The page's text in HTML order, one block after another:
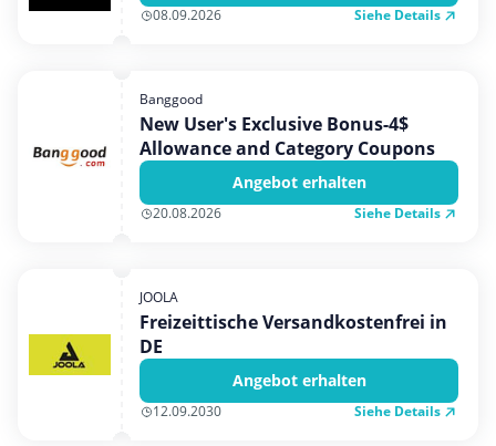
08.09.2026 Siehe Details
Banggood
New User's Exclusive Bonus-4$
Allowance and Category Coupons
Angebot erhalten
20.08.2026 Siehe Details
JOOLA
Freizeittische Versandkostenfrei in
DE
Angebot erhalten
12.09.2030 Siehe Details